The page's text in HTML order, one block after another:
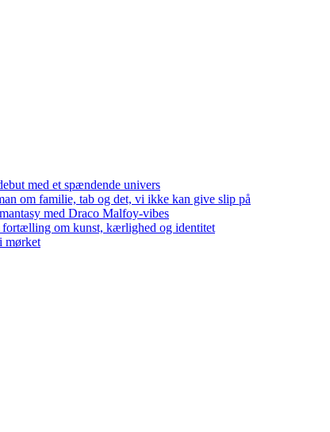
med et spændende univers
om familie, tab og det, vi ikke kan give slip på
med Draco Malfoy-vibes
fortælling om kunst, kærlighed og identitet
mørket